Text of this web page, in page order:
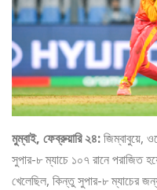
মুম্বাই, ফেব্রুয়ারি ২৪:জিম্বাবুয়ে,
সুপার-৮ ম্যাচে ১০৭ রানে পরাজিত
খেলেছিল, কিন্তু সুপার-৮ ম্যাচের